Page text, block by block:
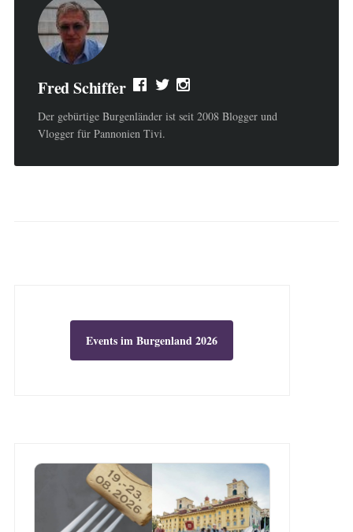
Fred Schiffer
Der gebürtige Burgenländer ist seit 2008 Blogger und
Vlogger für Pannonien Tivi.
Events im Burgenland 2026